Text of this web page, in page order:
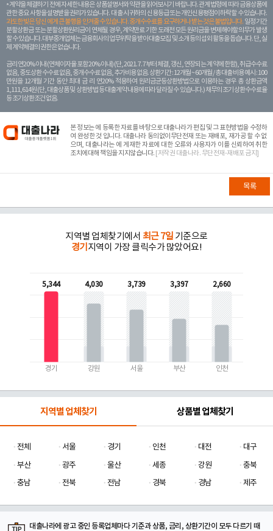
계약을 체결하기 전에 자세한 내용은 상품설명서와 약관을 읽어보시기 바랍니다. 관계 법령에 따라 금융상품에
관한 중요 사항을 설명받을 권리가 있습니다. 대 출 시 귀하의 신용등급 또는 개인신용평점이 하락할 수 있습니다.
과도한 빚은 당신 에게 큰 불행을 안겨줄 수 있습니다. 중개수수료를 요구하거나 받는 것은 불법입니다. 일정 기간
분할상환금 또는 분할상환원리금이 연체될 경우, 계약만료 기한 도래전 모든 원리금을 변제해야할 의무가 발생
할 수 있습니다. 대부중개업체는 금융회사의 업무위탁을 받아 대출모집 및 소개 등의 섭외 활동을 돕습니다. 단, 실
제 계약체결의 권한은 없습니다.
금리 연20% 이내 (연체이자율 포함 20% 이내) (단, 2021. 7. 7부터 체결, 갱신, 연장되는 계 약에 한함), 취급수수료
없음, 중도상환 수수료 없음, 중개수수료 없음, 추가비용 없음. 상환기간 : 12개월 ~ 60개월 / 총 대출 비용 예시 : 100
만원을 12개월 기간 동안 최대 금 리 연20% 적용하여 원리금균등상환방법으로 이용하는 경우 총 상환금액
1,111,614원 (단, 대출상품 및 상환방법 등 대출계약 내용에 따라 달라질 수 있습니다.) 채무의 조기 상환수수료율
등 조기상환조건 없음.
본 정보는에 등록한 자료를 바탕으로 대출나라가 편집 및 그 표현방법을 수정하
여 완성한 것 입니다. 대출나라 동의없이무단전재 또는 재배포, 재가공 할 수 없
으며, 대출나라는 에 게재한 자료에 대한 오류와 사용자가 이를 신뢰하여 취한
조치에대해 책임을 지지않습니다. [저작권 대출나라. 무단전재-재배포 금지]
목록
지역별 업체찾기에서 최근 7일 기준으로
경기 지역이 가장 클릭수가 많았어요!
5,344
경기
4,030
강원
3,739
서울
3,397
부산
2,660
인천
지역별 업체찾기 상품별 업체찾기
전체 서울 경기 인천 대전
대구
부산
광주 울산 세종 강원
충북
충남
전북 전남 경북 경남 제주
대출나라에 광고 중인 등록업체마다 기준과 상품, 금리, 상환기간이 모두 다르기 때